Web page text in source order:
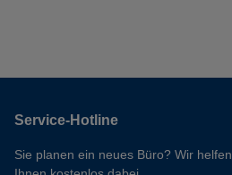
Service-Hotline
Sie planen ein neues Büro? Wir helfen